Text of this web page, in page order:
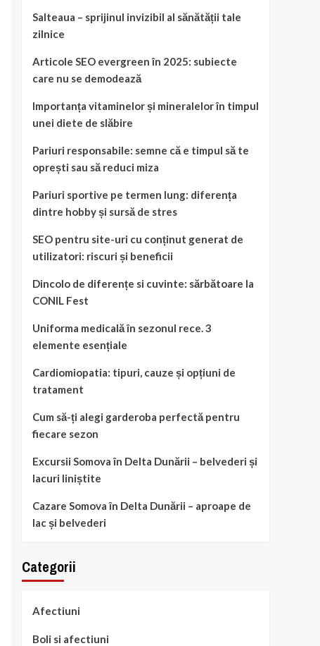
Salteaua – sprijinul invizibil al sănătății tale
zilnice
Articole SEO evergreen în 2025: subiecte
care nu se demodează
Importanța vitaminelor și mineralelor în timpul
unei diete de slăbire
Pariuri responsabile: semne că e timpul să te
oprești sau să reduci miza
Pariuri sportive pe termen lung: diferența
dintre hobby și sursă de stres
SEO pentru site-uri cu conținut generat de
utilizatori: riscuri și beneficii
Dincolo de diferențe si cuvinte: sărbătoare la
CONIL Fest
Uniforma medicală în sezonul rece. 3
elemente esențiale
Cardiomiopatia: tipuri, cauze și opțiuni de
tratament
Cum să-ți alegi garderoba perfectă pentru
fiecare sezon
Excursii Somova în Delta Dunării – belvederi și
lacuri liniștite
Cazare Somova în Delta Dunării – aproape de
lac și belvederi
Categorii
Afectiuni
Boli si afectiuni